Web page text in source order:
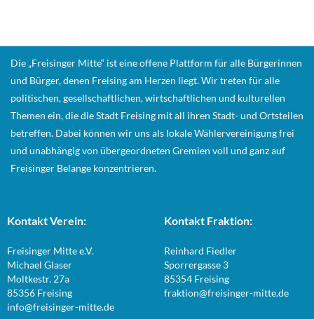
Die „Freisinger Mitte“ ist eine offene Plattform für alle Bürgerinnen
und Bürger, denen Freising am Herzen liegt. Wir treten für alle
politischen, gesellschaftlichen, wirtschaftlichen und kulturellen
Themen ein, die die Stadt Freising mit all ihren Stadt- und Ortsteilen
betreffen. Dabei können wir uns als lokale Wählervereinigung frei
und unabhängig von übergeordneten Gremien voll und ganz auf
Freisinger Belange konzentrieren.
Kontakt Verein:
Freisinger Mitte e.V.
Michael Glaser
Moltkestr. 27a
85356 Freising
info@freisinger-mitte.de
Kontakt Fraktion:
Reinhard Fiedler
Sporrergasse 3
85354 Freising
fraktion@freisinger-mitte.de